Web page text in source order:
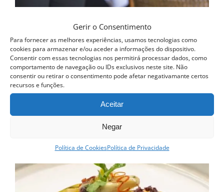
Gerir o Consentimento
Para fornecer as melhores experiências, usamos tecnologias como
cookies para armazenar e/ou aceder a informações do dispositivo.
Consentir com essas tecnologias nos permitirá processar dados, como
comportamento de navegação ou IDs exclusivos neste site. Não
consentir ou retirar o consentimento pode afetar negativamante certos
recursos e funções.
Aceitar
Negar
Política de CookiesPolítica de Privacidade
Curso Intensivo de Mesa e Bar
QUERO SER INFORMADO ASSIM
QUE DISPONÍVEL